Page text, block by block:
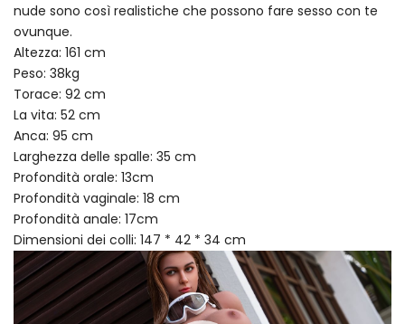
nude sono così realistiche che possono fare sesso con te
ovunque.
Altezza: 161 cm
Peso: 38kg
Torace: 92 cm
La vita: 52 cm
Anca: 95 cm
Larghezza delle spalle: 35 cm
Profondità orale: 13cm
Profondità vaginale: 18 cm
Profondità anale: 17cm
Dimensioni dei colli: 147 * 42 * 34 cm
Video
Player